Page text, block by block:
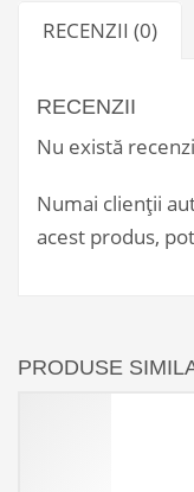
RECENZII (0)
RECENZII
Nu există
Numai clienții
acest produs,
PRODUSE